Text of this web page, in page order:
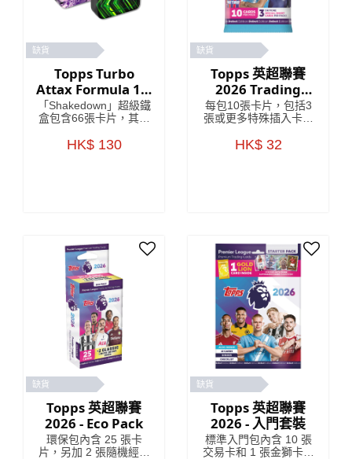
缺貨
Topps Turbo
Attax Formula 1®
2025 - 超級鐵盒
「Shakedown」超級鐵
盒包含66張卡片，其中
張獨家「Shakedown」
HK$ 130
缺貨
Topps 英超聯賽
2026 Trading
Card Packets
每包10張卡片，包括3
張或更多特殊插入卡。
包含較少的卡片。
HK$ 32
缺貨
Topps 英超聯賽
2026 - Eco Pack
環保包內含 25 張卡
片，另加 2 張隨機經典
缺貨
Topps 英超聯賽
2026 - 入門套裝
標準入門包內含 10 張
交易卡和 1 張金獅卡。